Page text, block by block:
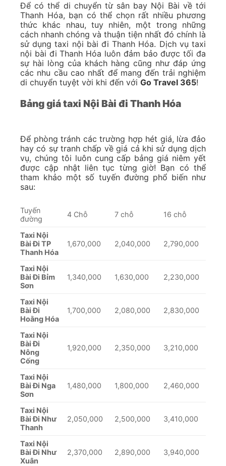
Để có thể di chuyển từ sân bay Nội Bài về tới
Thanh Hóa, bạn có thể chọn rất nhiều phương
thức khác nhau, tuy nhiên, một trong những
cách nhanh chóng và thuận tiện nhất đó chính là
sử dụng taxi nội bài đi Thanh Hóa. Dịch vụ taxi
nội bài đi Thanh Hóa luôn đảm bảo được tối đa
sự hài lòng của khách hàng cũng như đáp ứng
các nhu cầu cao nhất để mang đến trải nghiệm
di chuyển tuyệt vời khi đến với Go Travel 365!
Bảng giá taxi Nội Bài đi Thanh Hóa
Để phòng tránh các trường hợp hét giá, lừa đảo
hay có sự tranh chấp về giá cả khi sử dụng dịch
vụ, chúng tôi luôn cung cấp bảng giá niêm yết
được cập nhật liên tục từng giờ! Bạn có thể
tham khảo một số tuyến đường phổ biến như
sau:
Tuyến
đường
4 Chỗ 7 chỗ 16 chỗ
Taxi Nội
Bài Đi TP
Thanh Hóa
1,670,000 2,040,000 2,790,000
Taxi Nội
Bài Đi Bỉm
Sơn
1,340,000 1,630,000 2,230,000
Taxi Nội
Bài Đi
Hoằng Hóa
1,700,000 2,080,000 2,830,000
Taxi Nội
Bài Đi
Nông
Cống
1,920,000 2,350,000 3,210,000
Taxi Nội
Bài Đi Nga
Sơn
1,480,000 1,800,000 2,460,000
Taxi Nội
Bài Đi Như
Thanh
2,050,000 2,500,000 3,410,000
Taxi Nội
Bài Đi Như
Xuân
2,370,000 2,890,000 3,940,000